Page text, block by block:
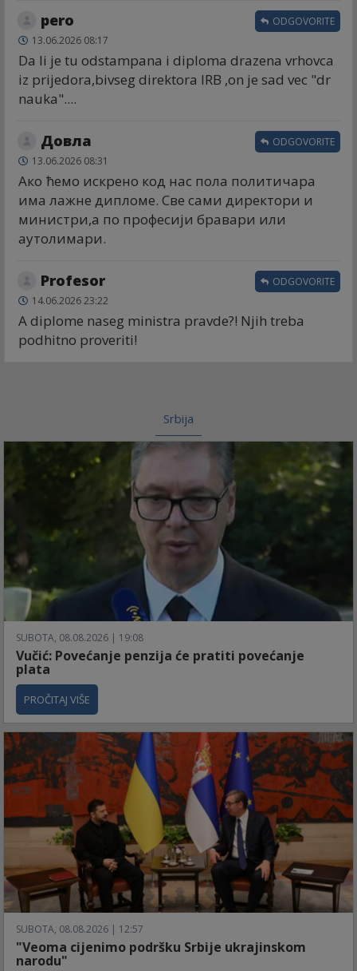
pero
13.06.2026 08:17
Da li je tu odstampana i diploma drazena vrhovca
iz prijedora,bivseg direktora IRB ,on je sad vec "dr
nauka"....
ODGOVORITE
Довла
13.06.2026 08:31
Ако ћемо искрено код нас пола политичара
има лажне дипломе. Све сами директори и
министри,а по професији бравари или
аутолимари.
ODGOVORITE
Profesor
14.06.2026 23:22
A diplome naseg ministra pravde?! Njih treba
podhitno proveriti!
ODGOVORITE
Srbija
SUBOTA, 08.08.2026 | 19:08
Vučić: Povećanje penzija će pratiti povećanje
plata
PROČITAJ VIŠE
SUBOTA, 08.08.2026 | 12:57
"Veoma cijenimo podršku Srbije ukrajinskom
narodu"